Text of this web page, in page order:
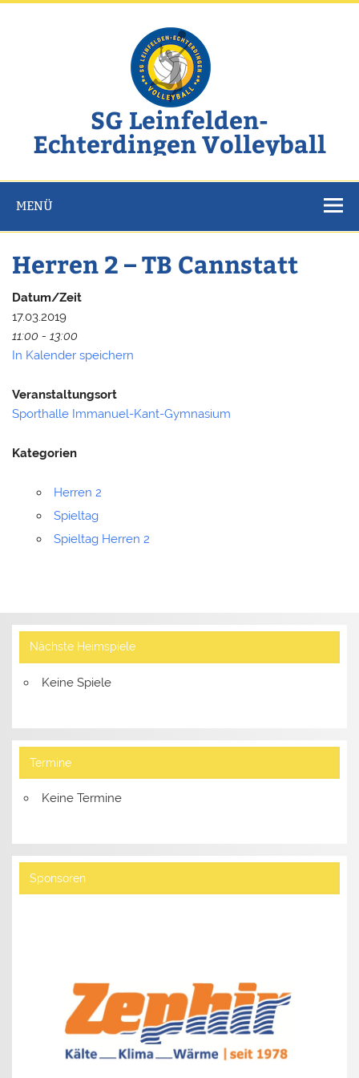
Zum
SG Leinfelden-
Echterdingen Volleyball
MENÜ
Herren 2 – TB Cannstatt
Datum/Zeit
17.03.2019
11:00 - 13:00
In Kalender speichern
Veranstaltungsort
Sporthalle Immanuel-Kant-Gymnasium
Kategorien
Herren 2
Spieltag
Spieltag Herren 2
Nächste Heimspiele
Keine Spiele
Termine
Keine Termine
Sponsoren